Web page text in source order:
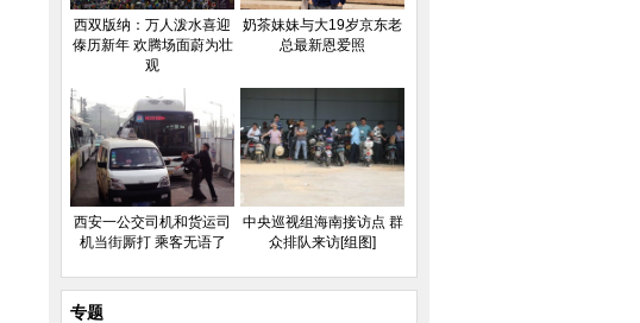
西双版纳：万人泼水喜迎
傣历新年 欢腾场面蔚为壮
观
奶茶妹妹与大19岁京东老
总最新恩爱照
西安一公交司机和货运司
机当街厮打 乘客无语了
中央巡视组海南接访点 群
众排队来访[组图]
专题